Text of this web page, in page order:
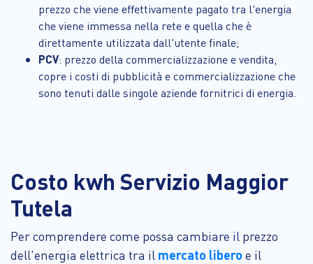
prezzo che viene effettivamente pagato tra l'energia
che viene immessa nella rete e quella che è
direttamente utilizzata dall'utente finale;
PCV: prezzo della commercializzazione e vendita,
copre i costi di pubblicità e commercializzazione che
sono tenuti dalle singole aziende fornitrici di energia.
Costo kwh Servizio Maggior
Tutela
Per comprendere come possa cambiare il prezzo
dell'energia elettrica tra il mercato libero e il